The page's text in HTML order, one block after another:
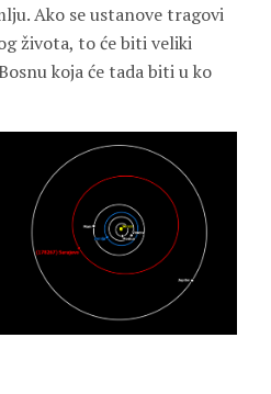
Ako se ustanove tragovi
života, to će biti veliki
koja će tada biti u ko